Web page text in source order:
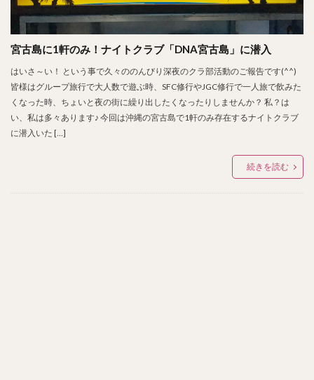
宮古島に1軒のみ！ナイトクラブ「DNA宮古島」に潜入
はいさ～い！ という事で久々ののんびり深夜のクラ部活動のご報告です(^^)
皆様はグループ旅行で大人数で遊ぶ時、SFC修行やJGC修行で一人旅で飲みた
くなった時、ちょいと夜の街に繰り出したくなったりしませんか？ 私？は
い、私は多々あります♪ 今回は沖縄の宮古島で1軒のみ存在するナイトクラブ
に潜入いた […]
続きを読む